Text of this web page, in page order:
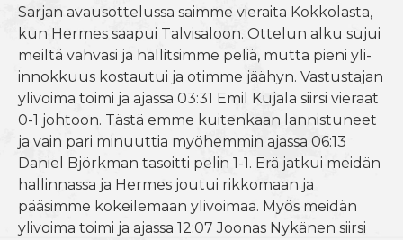
Sarjan avausottelussa saimme vieraita Kokkolasta,
kun Hermes saapui Talvisaloon. Ottelun alku sujui
meiltä vahvasi ja hallitsimme peliä, mutta pieni yli-
innokkuus kostautui ja otimme jäähyn. Vastustajan
ylivoima toimi ja ajassa 03:31 Emil Kujala siirsi vieraat
0-1 johtoon. Tästä emme kuitenkaan lannistuneet
ja vain pari minuuttia myöhemmin ajassa 06:13
Daniel Björkman tasoitti pelin 1-1. Erä jatkui meidän
hallinnassa ja Hermes joutui rikkomaan ja
pääsimme kokeilemaan ylivoimaa. Myös meidän
ylivoima toimi ja ajassa 12:07 Joonas Nykänen siirsi